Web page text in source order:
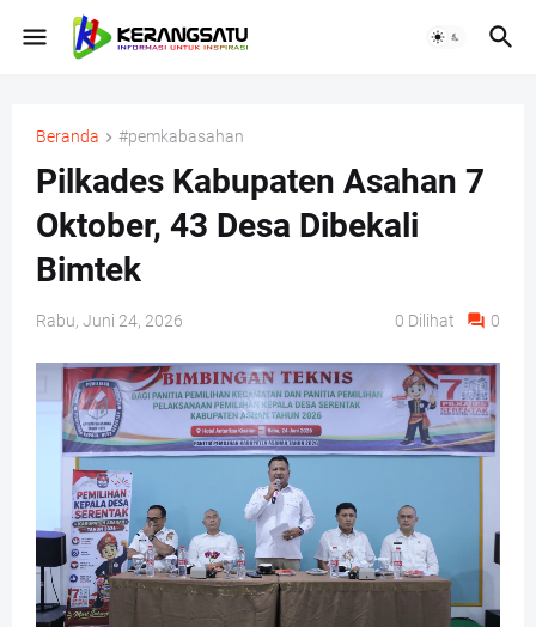
Beranda #pemkabasahan
Pilkades Kabupaten Asahan 7
Oktober, 43 Desa Dibekali
Bimtek
Rabu, Juni 24, 2026 0 Dilihat 0